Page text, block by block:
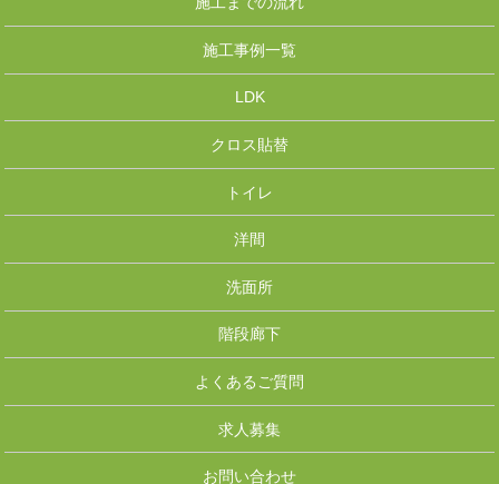
施工事例一覧
LDK
クロス貼替
トイレ
洋間
洗面所
階段廊下
よくあるご質問
求人募集
お問い合わせ